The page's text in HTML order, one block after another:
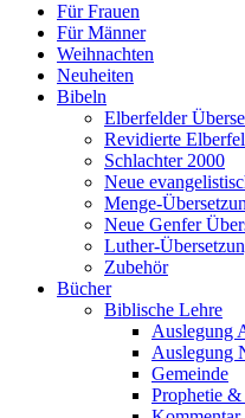
Für Frauen
Für Männer
Weihnachten
Neuheiten
Bibeln
Elberfelder
Revidierte
Schlachter 2000
Neue
Menge-
Neue Genfer
Luther-
Zubehör
Bücher
Biblische Lehre
Auslegung
Auslegung
Gemeinde
Prophetie